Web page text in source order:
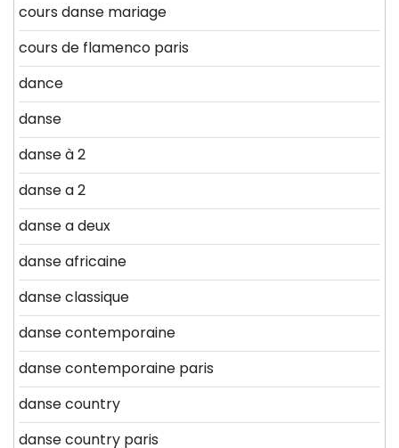
cours danse mariage
cours de flamenco paris
dance
danse
danse à 2
danse a 2
danse a deux
danse africaine
danse classique
danse contemporaine
danse contemporaine paris
danse country
danse country paris